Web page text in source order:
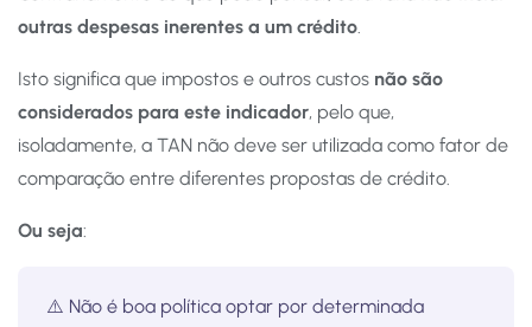
outras despesas inerentes a um crédito.
Isto significa que impostos e outros custos não são
considerados para este indicador, pelo que,
isoladamente, a TAN não deve ser utilizada como fator de
comparação entre diferentes propostas de crédito.
Ou seja:
⚠️ Não é boa política optar por determinada